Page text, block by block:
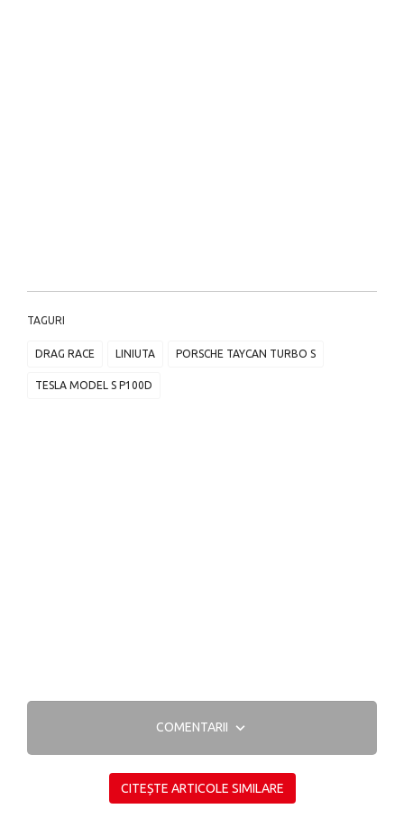
TAGURI
DRAG RACE LINIUTA PORSCHE TAYCAN TURBO S
TESLA MODEL S P100D
COMENTARII
CITEȘTE ARTICOLE SIMILARE